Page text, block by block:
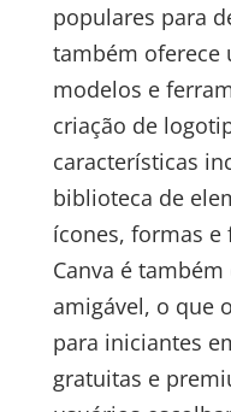
populares para
também oferece
modelos e
criação de
características
biblioteca de
ícones, formas e
Canva é
amigável, o que
para iniciantes
gratuitas e